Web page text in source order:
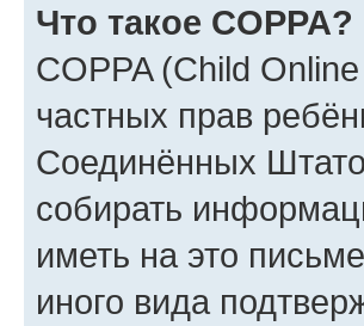
Что такое COPPA?
COPPA (Child
частных прав
Соединённых
собирать
иметь на это
иного вида